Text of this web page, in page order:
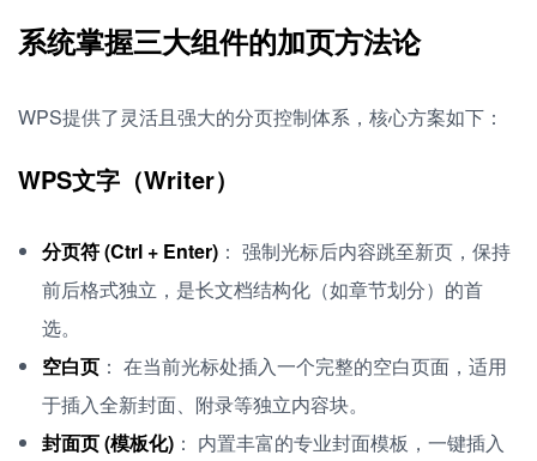
系统掌握三大组件的加页方法论
WPS提供了灵活且强大的分页控制体系，核心方案如下：
WPS文字（Writer）
分页符 (Ctrl + Enter) ： 强制光标后内容跳至新页，保持
前后格式独立，是长文档结构化（如章节划分）的首
选。
空白页 ： 在当前光标处插入一个完整的空白页面，适用
于插入全新封面、附录等独立内容块。
封面页 (模板化) ： 内置丰富的专业封面模板，一键插入